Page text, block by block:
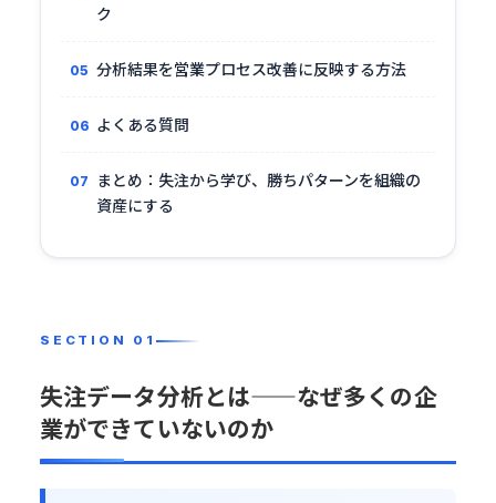
ク
分析結果を営業プロセス改善に反映する方法
よくある質問
まとめ：失注から学び、勝ちパターンを組織の
資産にする
失注データ分析とは——なぜ多くの企
業ができていないのか